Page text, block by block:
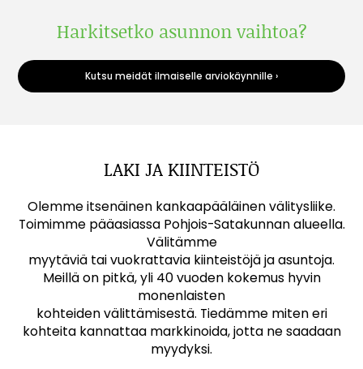
Harkitsetko asunnon vaihtoa?
Kutsu meidät ilmaiselle arviokäynnille ›
LAKI JA KIINTEISTÖ
Olemme itsenäinen kankaapääläinen välitysliike.
Toimimme pääasiassa Pohjois-Satakunnan alueella.
Välitämme
myytäviä tai vuokrattavia kiinteistöjä ja asuntoja.
Meillä on pitkä, yli 40 vuoden kokemus hyvin
monenlaisten
kohteiden välittämisestä. Tiedämme miten eri
kohteita kannattaa markkinoida, jotta ne saadaan
myydyksi.